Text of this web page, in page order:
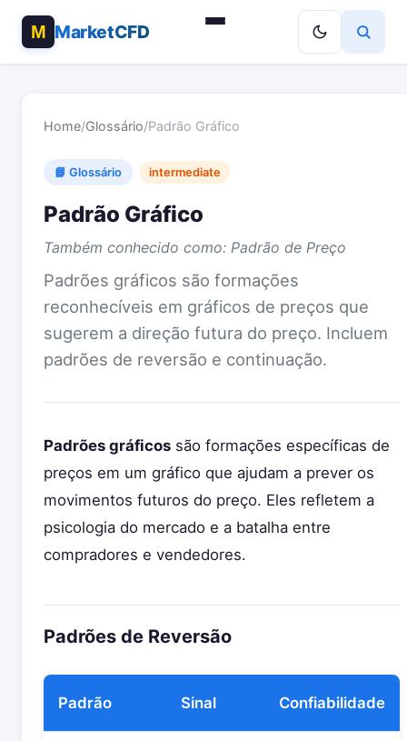
MarketCFD
Home/Glossário/Padrão Gráfico
📘 Glossário intermediate
Padrão Gráfico
Também conhecido como: Padrão de Preço
Padrões gráficos são formações
reconhecíveis em gráficos de preços que
sugerem a direção futura do preço. Incluem
padrões de reversão e continuação.
Padrões gráficos são formações específicas de
preços em um gráfico que ajudam a prever os
movimentos futuros do preço. Eles refletem a
psicologia do mercado e a batalha entre
compradores e vendedores.
Padrões de Reversão
Padrão Sinal Confiabilidade